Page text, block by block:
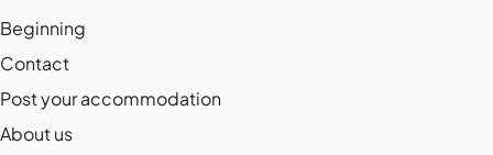
Beginning
Contact
Post your accommodation
About us